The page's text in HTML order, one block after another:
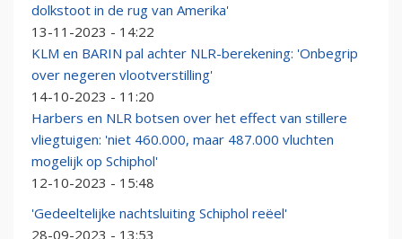
dolkstoot in de rug van Amerika'
13-11-2023 - 14:22
KLM en BARIN pal achter NLR-berekening: 'Onbegrip
over negeren vlootverstilling'
14-10-2023 - 11:20
Harbers en NLR botsen over het effect van stillere
vliegtuigen: 'niet 460.000, maar 487.000 vluchten
mogelijk op Schiphol'
12-10-2023 - 15:48
'Gedeeltelijke nachtsluiting Schiphol reëel'
28-09-2023 - 13:53